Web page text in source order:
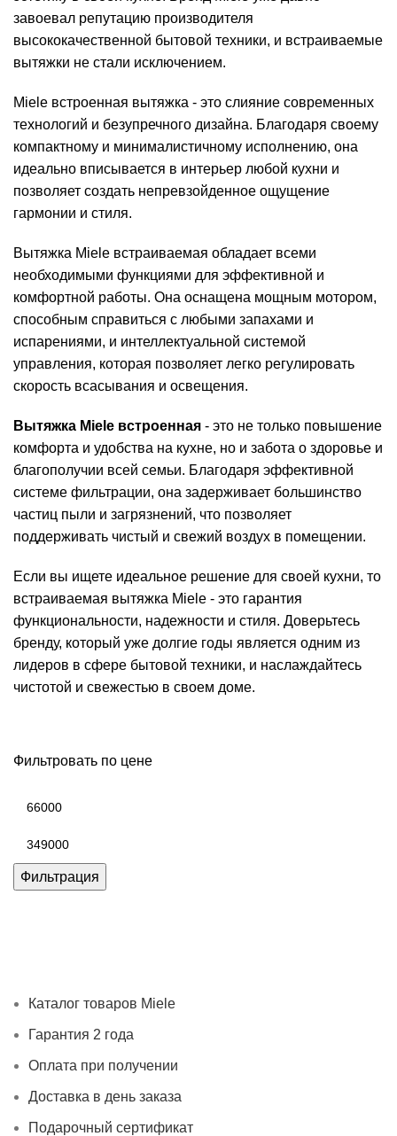
Фильтровать по цене
Фильтрация
завоевал репутацию производителя
высококачественной бытовой техники, и встраиваемые
вытяжки не стали исключением.
Miele встроенная вытяжка - это слияние современных
технологий и безупречного дизайна. Благодаря своему
компактному и минималистичному исполнению, она
идеально вписывается в интерьер любой кухни и
позволяет создать непревзойденное ощущение
гармонии и стиля.
Вытяжка Miele встраиваемая обладает всеми
необходимыми функциями для эффективной и
комфортной работы. Она оснащена мощным мотором,
способным справиться с любыми запахами и
испарениями, и интеллектуальной системой
управления, которая позволяет легко регулировать
скорость всасывания и освещения.
Вытяжка Miele встроенная - это не только повышение
комфорта и удобства на кухне, но и забота о здоровье и
благополучии всей семьи. Благодаря эффективной
системе фильтрации, она задерживает большинство
частиц пыли и загрязнений, что позволяет
поддерживать чистый и свежий воздух в помещении.
Если вы ищете идеальное решение для своей кухни, то
встраиваемая вытяжка Miele - это гарантия
функциональности, надежности и стиля. Доверьтесь
бренду, который уже долгие годы является одним из
лидеров в сфере бытовой техники, и наслаждайтесь
чистотой и свежестью в своем доме.
Каталог товаров Miele
Гарантия 2 года
Оплата при получении
Доставка в день заказа
Подарочный сертификат